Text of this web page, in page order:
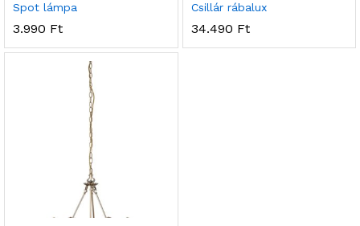
Spot lámpa
3.990 Ft
Csillár rábalux
34.490 Ft